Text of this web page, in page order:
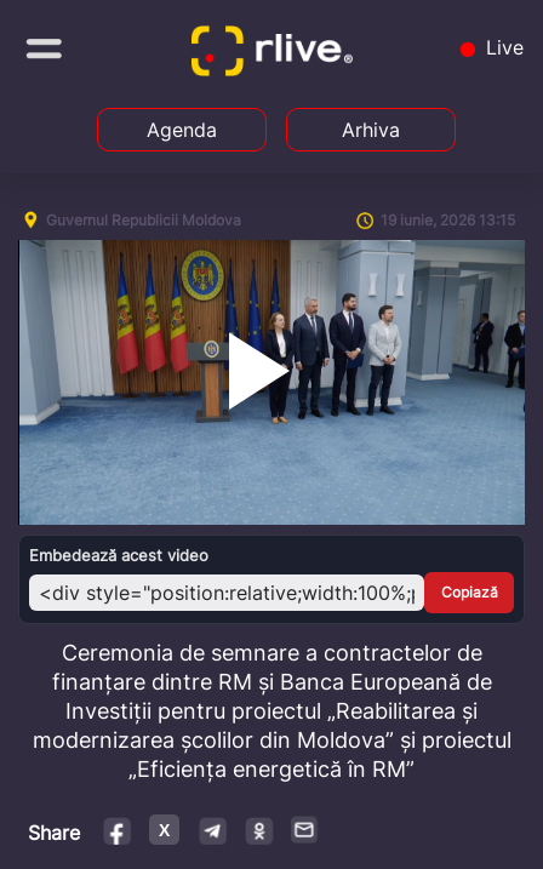
Live
Agenda Arhiva
Guvernul Republicii Moldova 19 iunie, 2026 13:15
Play
Video
Embedează acest video
Copiază
Ceremonia de semnare a contractelor de
finanțare dintre RM și Banca Europeană de
Investiții pentru proiectul „Reabilitarea și
modernizarea școlilor din Moldova” și proiectul
„Eficiența energetică în RM”
Share